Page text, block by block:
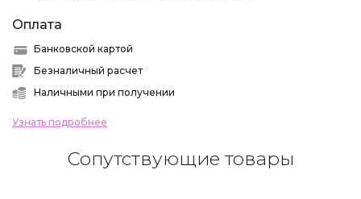
Оплата
Банковской картой
Безналичный расчет
Наличными при получении
Узнать подробнее
Сопутствующие товары